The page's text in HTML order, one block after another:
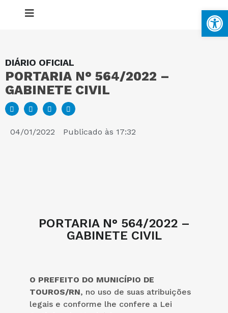
DIÁRIO OFICIAL
PORTARIA N° 564/2022 –
GABINETE CIVIL
04/01/2022 Publicado às 17:32
PORTARIA N° 564/2022 –
GABINETE CIVIL
O PREFEITO DO MUNICÍPIO DE
TOUROS/RN, no uso de suas atribuições
legais e conforme lhe confere a Lei
MAPA DO SITE
PORTAL DA TRANSPARÊNCIA
E-SIC